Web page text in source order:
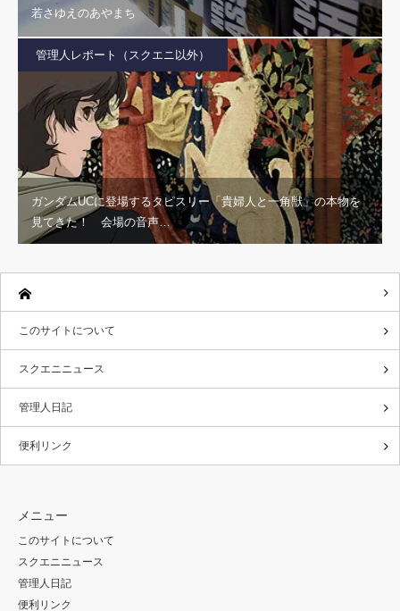
若さゆえのあやまち
管理人レポート（スクエニ以外）
ガンダムUCに登場するタピスリー「貴婦人と一角獣」の本物を
見てきた！ 会場の音声…
このサイトについて
スクエニニュース
管理人日記
便利リンク
メニュー
このサイトについて
スクエニニュース
管理人日記
便利リンク